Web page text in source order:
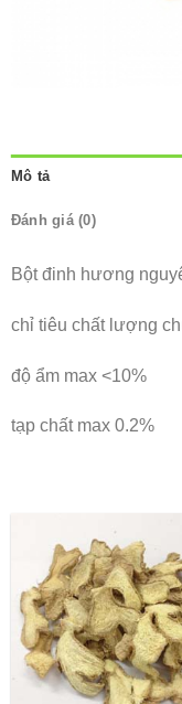
Mô tả
Đánh giá (0)
Bột đinh hương
chỉ tiêu chất lượng
độ ẩm max <10%
tạp chất max 0.2%